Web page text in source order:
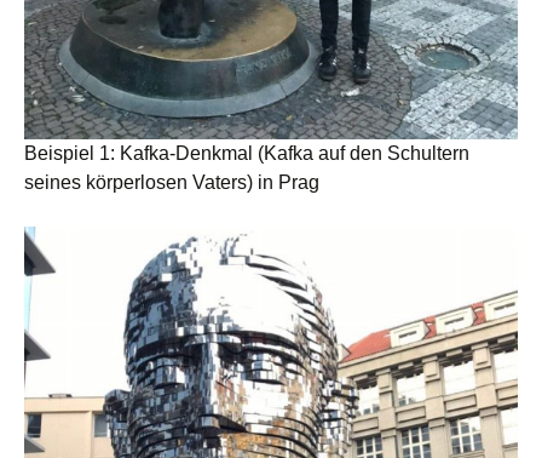
Beispiel 1: Kafka-Denkmal (Kafka auf den Schultern
seines körperlosen Vaters) in Prag